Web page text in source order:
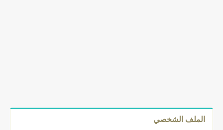
الملف الشخصي